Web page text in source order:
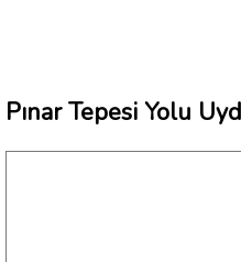
Pınar Tepesi Yolu